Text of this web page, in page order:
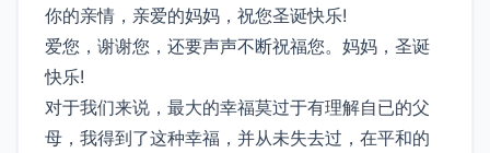
你的亲情，亲爱的妈妈，祝您圣诞快乐!
爱您，谢谢您，还要声声不断祝福您。妈妈，圣诞
快乐!
对于我们来说，最大的幸福莫过于有理解自已的父
母，我得到了这种幸福，并从未失去过，在平和的